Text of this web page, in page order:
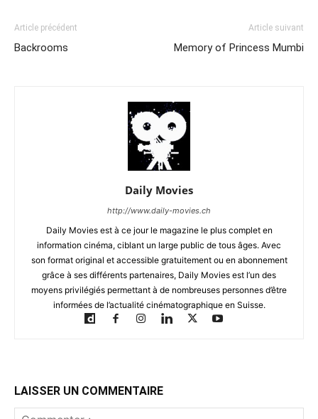
Article précédent
Backrooms
Article suivant
Memory of Princess Mumbi
Daily Movies
http://www.daily-movies.ch
Daily Movies est à ce jour le magazine le plus complet en
information cinéma, ciblant un large public de tous âges. Avec
son format original et accessible gratuitement ou en abonnement
grâce à ses différents partenaires, Daily Movies est l’un des
moyens privilégiés permettant à de nombreuses personnes d’être
informées de l’actualité cinématographique en Suisse.
LAISSER UN COMMENTAIRE